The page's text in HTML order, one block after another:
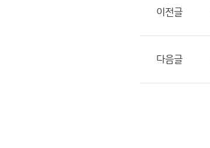
이전글
다음글